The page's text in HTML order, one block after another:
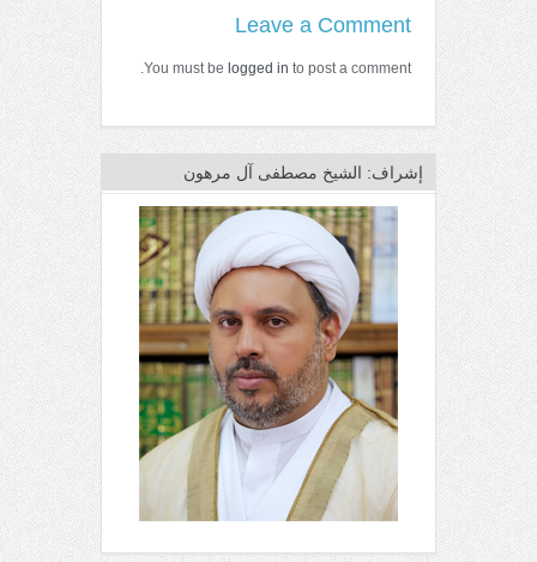
Leave a Comment
You must be logged in to post a comment.
إشراف: الشيخ مصطفى آل مرهون